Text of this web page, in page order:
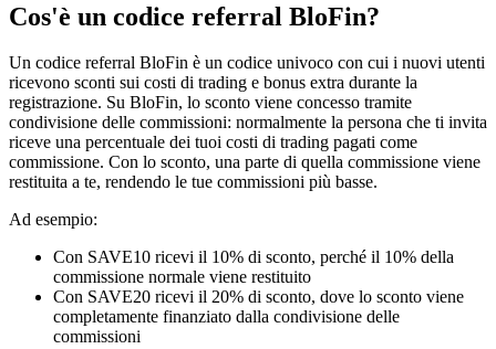
Cos'è un codice referral BloFin?
Un codice referral BloFin è un codice univoco con cui i nuovi utenti
ricevono sconti sui costi di trading e bonus extra durante la
registrazione. Su BloFin, lo sconto viene concesso tramite
condivisione delle commissioni: normalmente la persona che ti invita
riceve una percentuale dei tuoi costi di trading pagati come
commissione. Con lo sconto, una parte di quella commissione viene
restituita a te, rendendo le tue commissioni più basse.
Ad esempio:
Con SAVE10 ricevi il 10% di sconto, perché il 10% della
commissione normale viene restituito
Con SAVE20 ricevi il 20% di sconto, dove lo sconto viene
completamente finanziato dalla condivisione delle
commissioni